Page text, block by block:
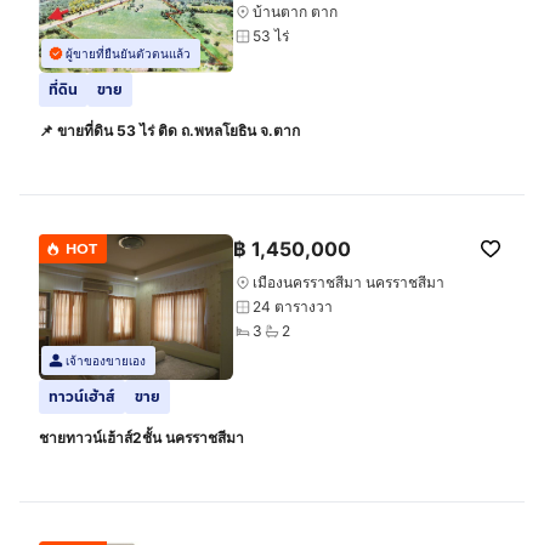
ผู้ขายที่ยืนยันตัวตนแล้ว
บ้านตาก ตาก
53 ไร่
ที่ดิน ขาย
📌 ขายที่ดิน 53 ไร่ ติด ถ.พหลโยธิน จ.ตาก
HOT
เจ้าของขายเอง
฿ 1,450,000
เมืองนครราชสีมา นครราชสีมา
24 ตารางวา
3
2
ทาวน์เฮ้าส์ ขาย
ชายทาวน์เฮ้าส์2ชั้น นครราชสีมา